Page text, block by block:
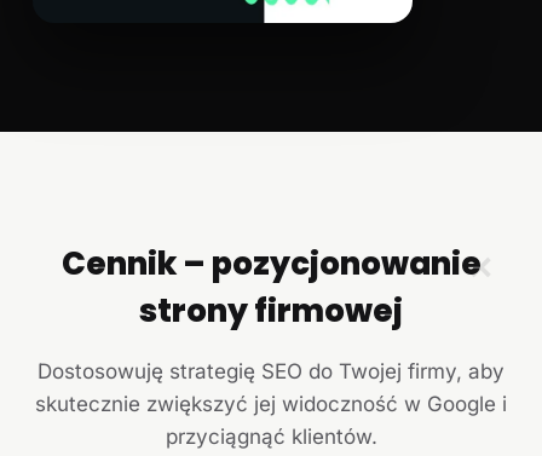
✕
Cennik – pozycjonowanie
strony firmowej
Dostosowuję strategię SEO do Twojej firmy, aby
skutecznie zwiększyć jej widoczność w Google i
przyciągnąć klientów.